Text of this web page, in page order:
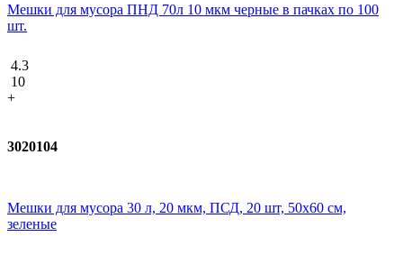
Мешки для мусора ПНД 70л 10 мкм черные в пачках по 100
шт.
4.3
10
+
3020104
Мешки для мусора 30 л, 20 мкм, ПСД, 20 шт, 50х60 см,
зеленые